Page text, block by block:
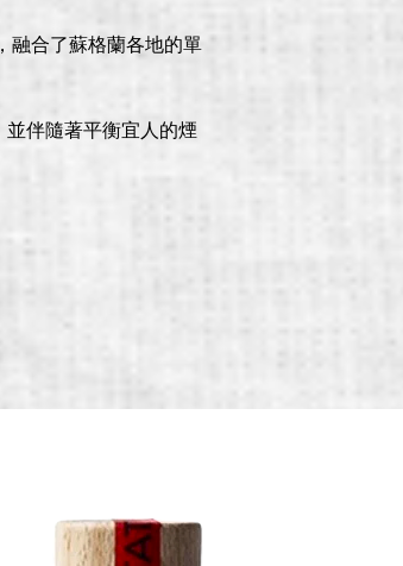
融合了蘇格蘭各地的單
伴隨著平衡宜人的煙